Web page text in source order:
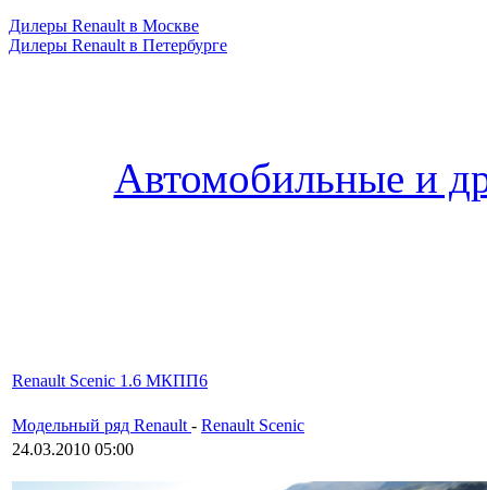
Дилеры Renault в Москве
Дилеры Renault в Петербурге
Автомобильные и
Renault Scenic 1.6 МКПП6
Модельный ряд Renault - Renault Scenic
24.03.2010 05:00